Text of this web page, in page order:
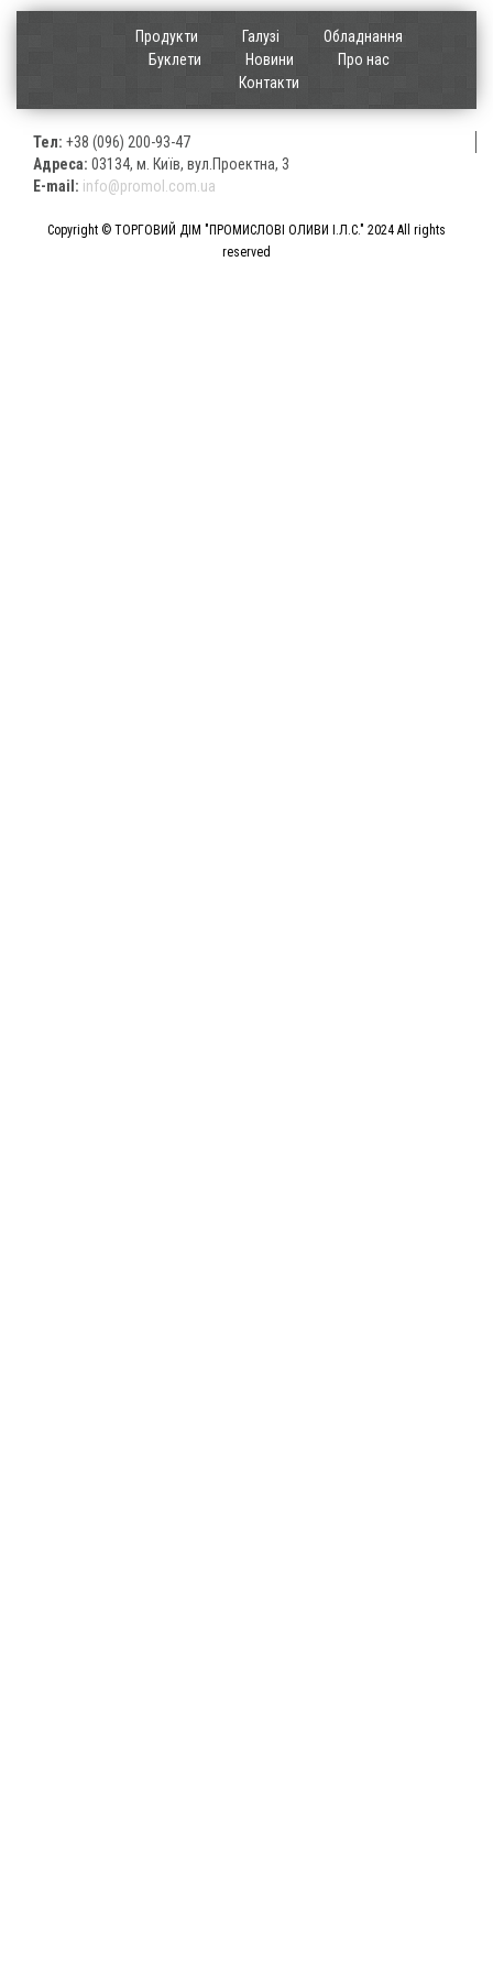
Продукти Галузі
Обладнання
Буклети
Новини
Про нас
Контакти
Тел: +38 (096) 200-93-47
Адреса: 03134, м. Київ, вул.Проектна, 3
E-mail: info@promol.com.ua
Copyright © ТОРГОВИЙ ДІМ "ПРОМИСЛОВІ ОЛИВИ І.Л.С." 2024 All rights
reserved